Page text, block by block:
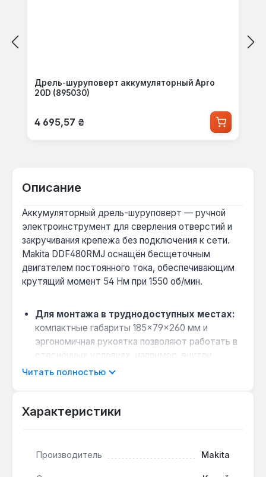
Дрель-шуруповерт аккумуляторный Apro
20D (895030)
Обычная цена:
4 695,57 ₴
Описание
Аккумуляторный дрель-шуруповерт — ручной
электроинструмент для сверления отверстий и
закручивания крепежа без подключения к сети.
Makita DDF480RMJ оснащён бесщеточным
двигателем постоянного тока, обеспечивающим
крутящий момент 54 Нм при 1550 об/мин.
Для монтажа в труднодоступных местах:
компактные габариты 185×79×260 мм и
эргономичная рукоятка позволяют работать в
стеснённых условиях, например, внутри
шкафов или под потолком.
металлическими шестернями даёт диапазон 0–
металла до 13 мм.
Читать полностью
Характеристики
Производитель Makita